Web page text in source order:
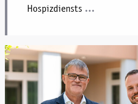
Hospizdiensts …